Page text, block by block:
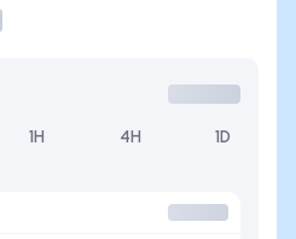
1H 4H 1D